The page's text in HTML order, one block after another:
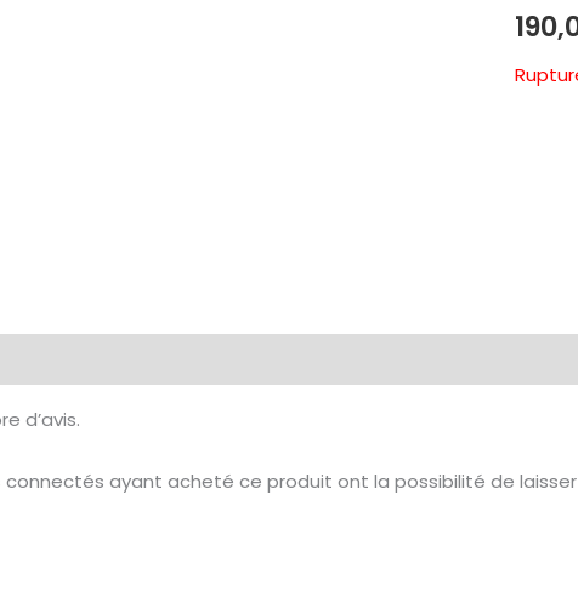
d’avis.
connectés ayant acheté ce produit ont la possibilité de laisser